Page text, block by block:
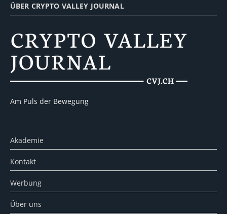
ÜBER CRYPTO VALLEY JOURNAL
Am Puls der Bewegung
Akademie
Kontakt
Werbung
Über uns